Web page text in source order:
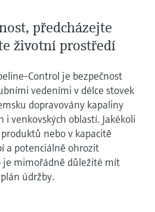
předcházejte
životní prostředí
Control je bezpečnost
vedeními v délce stovek
dopravovány kapaliny
i venkovských oblastí. Jakékoli
nebo v kapacitě
a potenciálně ohrozit
je mimořádně důležité mít
údržby.